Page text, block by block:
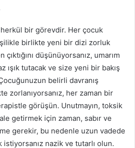
bir görevdir. Her çocuk
birlikte yeni bir dizi zorluk
düşünüyorsanız, umarım
ışık tutacak ve size yeni bir bakış
Çocuğunuzun belirli davranış
zorlanıyorsanız, her zaman bir
görüşün. Unutmayın, toksik
getirmek için zaman, sabır ve
gerekir, bu nedenle uzun vadede
nazik ve tutarlı olun.